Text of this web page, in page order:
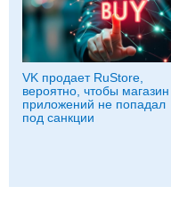
VK продает RuStore,
вероятно, чтобы магазин
приложений не попадал
под санкции